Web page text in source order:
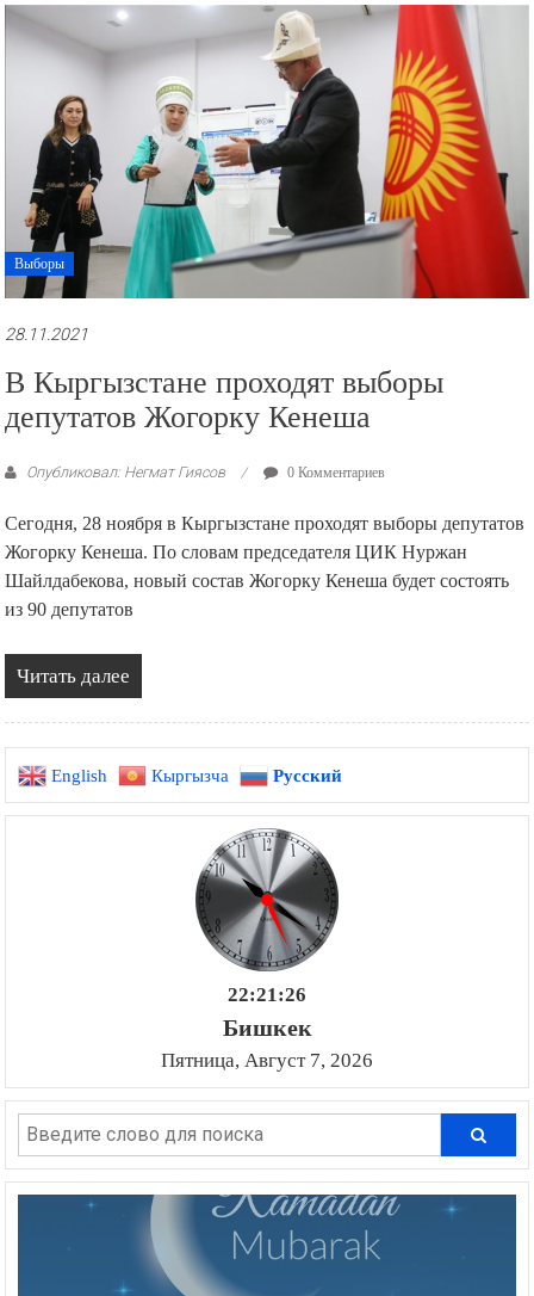
ролики
презентации.
Выборы
28.11.2021
В Кыргызстане проходят выборы
депутатов Жогорку Кенеша
Опубликовал: Негмат Гиясов 0 Комментариев
Сегодня, 28 ноября в Кыргызстане проходят выборы депутатов
Жогорку Кенеша. По словам председателя ЦИК Нуржан
Шайлдабекова, новый состав Жогорку Кенеша будет состоять
из 90 депутатов
Читать далее
English Кыргызча Русский
22:21:27
Бишкек
Пятница, Август 7, 2026